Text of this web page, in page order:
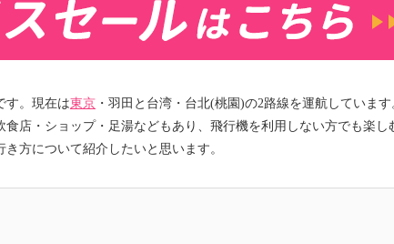
す。現在は東京 ・羽田と台湾・台北(桃園)の2路線を運航しています
店・ショップ・足湯などもあり、飛行機を利用しない方でも楽し
方について紹介したいと思います。